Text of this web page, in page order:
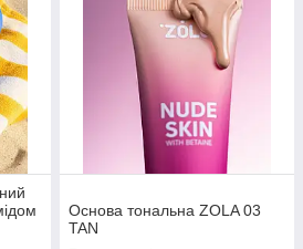
Основа тональна ZOLA 03
TAN